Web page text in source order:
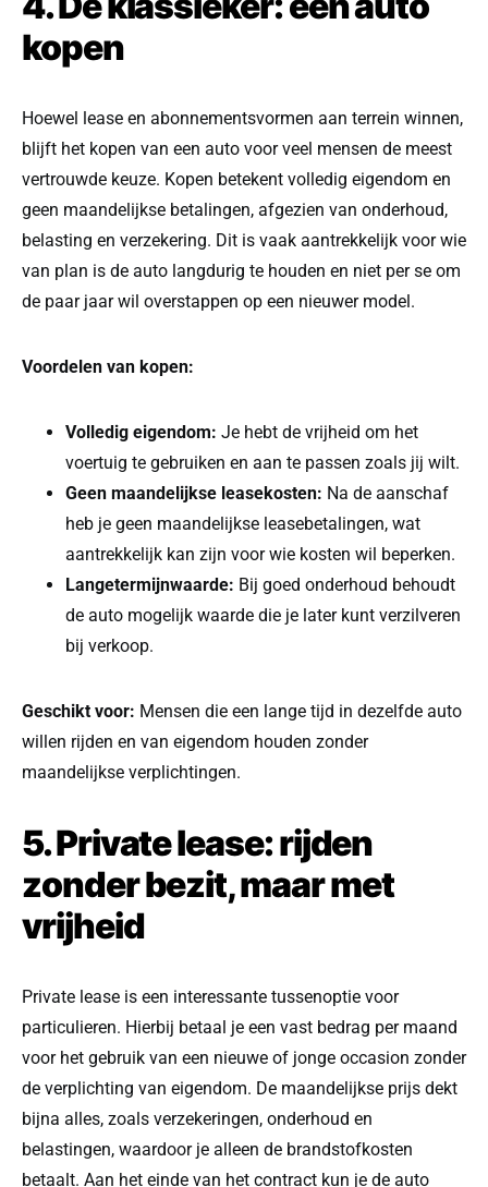
kopen
Hoewel lease en abonnementsvormen aan terrein winnen,
blijft het kopen van een auto voor veel mensen de meest
vertrouwde keuze. Kopen betekent volledig eigendom en
geen maandelijkse betalingen, afgezien van onderhoud,
belasting en verzekering. Dit is vaak aantrekkelijk voor wie
van plan is de auto langdurig te houden en niet per se om
de paar jaar wil overstappen op een nieuwer model.
Voordelen van kopen:
Volledig eigendom: Je hebt de vrijheid om het
voertuig te gebruiken en aan te passen zoals jij wilt.
Geen maandelijkse leasekosten: Na de aanschaf
heb je geen maandelijkse leasebetalingen, wat
aantrekkelijk kan zijn voor wie kosten wil beperken.
Langetermijnwaarde: Bij goed onderhoud behoudt
de auto mogelijk waarde die je later kunt verzilveren
bij verkoop.
Geschikt voor: Mensen die een lange tijd in dezelfde auto
willen rijden en van eigendom houden zonder
maandelijkse verplichtingen.
5. Private lease: rijden
zonder bezit, maar met
vrijheid
Private lease is een interessante tussenoptie voor
particulieren. Hierbij betaal je een vast bedrag per maand
voor het gebruik van een nieuwe of jonge occasion zonder
de verplichting van eigendom. De maandelijkse prijs dekt
bijna alles, zoals verzekeringen, onderhoud en
belastingen, waardoor je alleen de brandstofkosten
betaalt. Aan het einde van het contract kun je de auto